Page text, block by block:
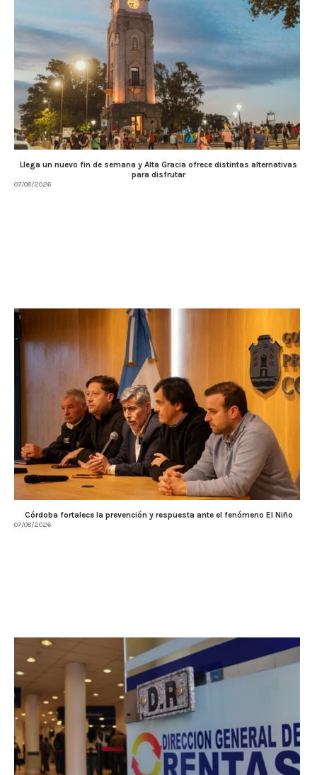
Llega un nuevo fin de semana y Alta Gracia ofrece distintas alternativas
para disfrutar
07/08/2026
Córdoba fortalece la prevención y respuesta ante el fenómeno El Niño
07/08/2026